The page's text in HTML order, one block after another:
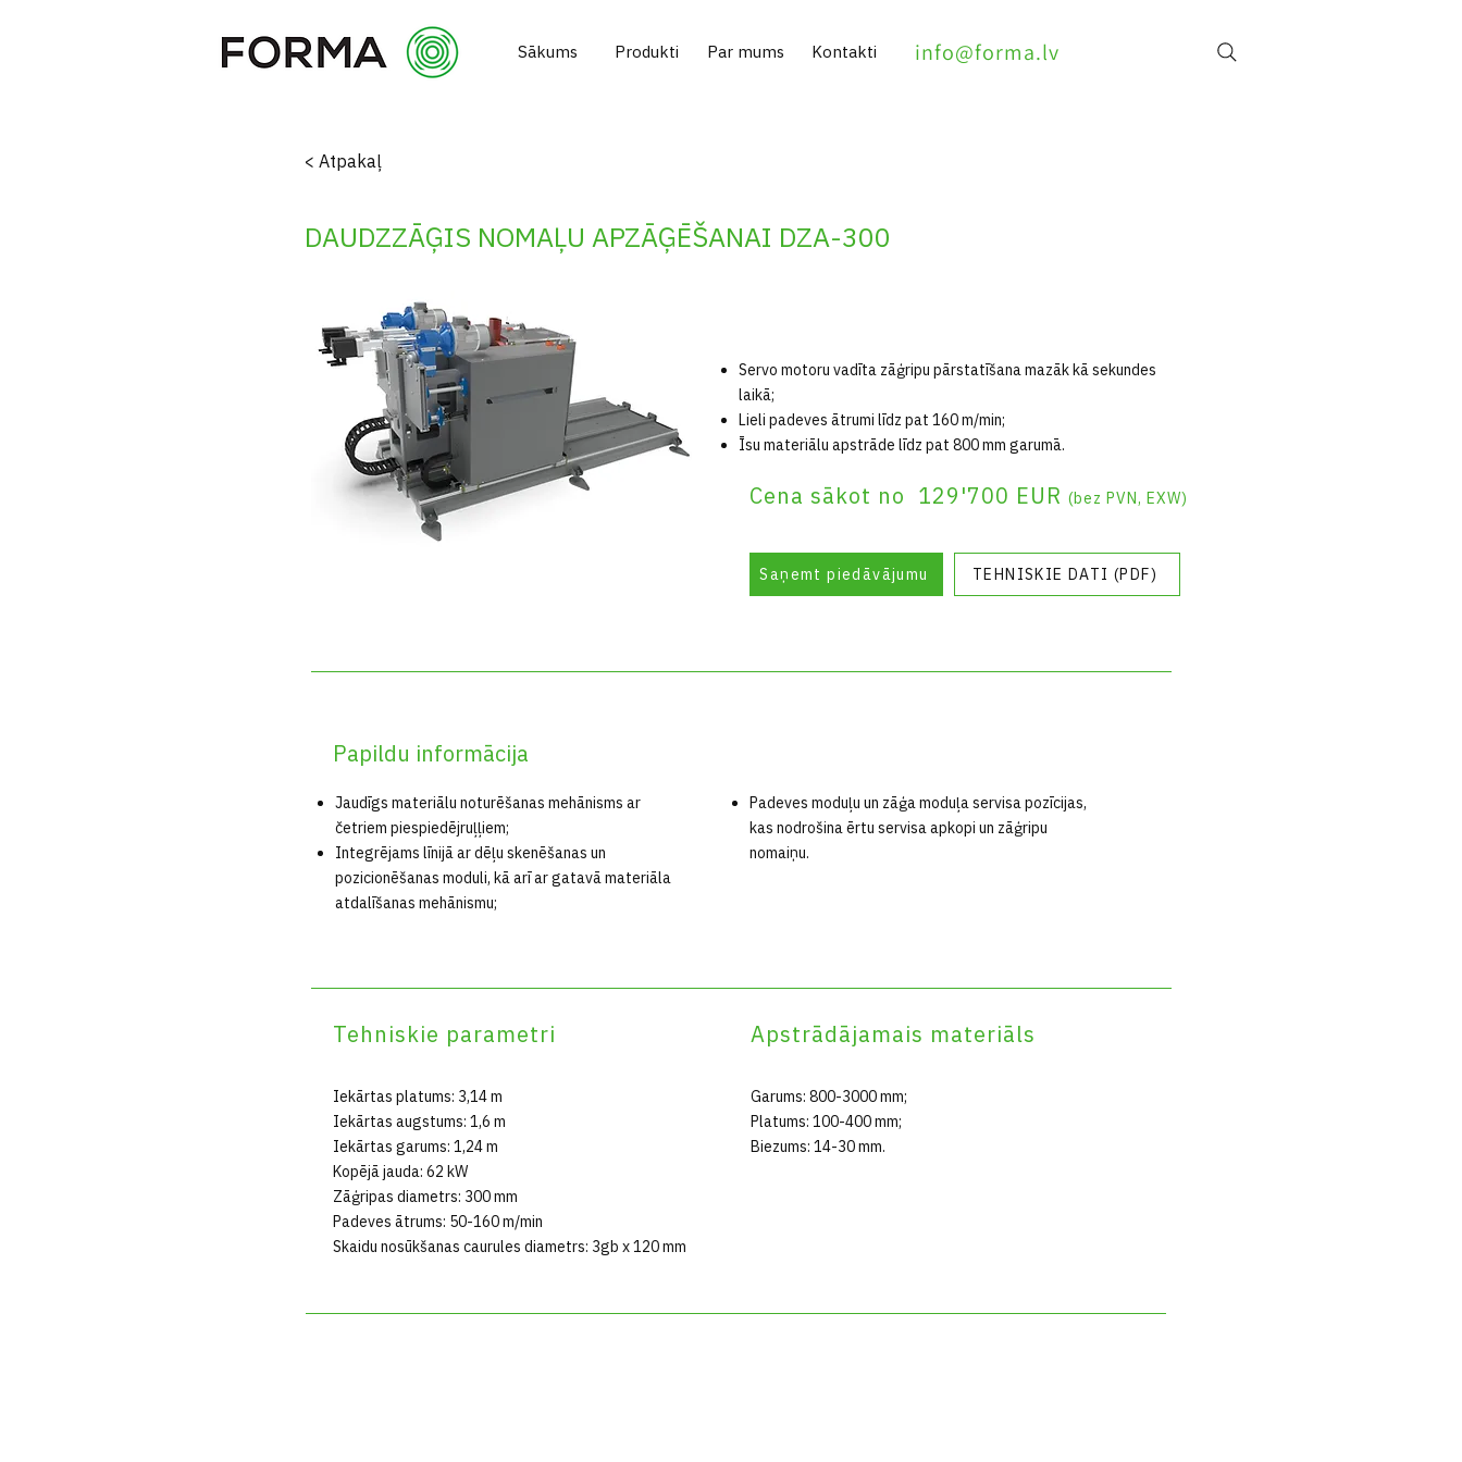
Sākums Produkti Par mums Kontakti info@forma.lv
< Atpakaļ
DAUDZZĀĢIS NOMAĻU APZĀĢĒŠANAI DZA-300
Servo motoru vadīta zāģripu pārstatīšana mazāk kā sekundes
laikā;
Lieli padeves ātrumi līdz pat 160 m/min;
Īsu materiālu apstrāde līdz pat 800 mm garumā.
Cena sākot no 129'700 EUR (bez PVN, EXW)
Saņemt piedāvājumu TEHNISKIE DATI (PDF)
Papildu informācija
Jaudīgs materiālu noturēšanas mehānisms ar
četriem piespiedējruļļiem;
Integrējams līnijā ar dēļu skenēšanas un
pozicionēšanas moduli, kā arī ar gatavā materiāla
atdalīšanas mehānismu;
Padeves moduļu un zāģa moduļa servisa pozīcijas,
kas nodrošina ērtu servisa apkopi un zāģripu
nomaiņu.
Tehniskie parametri
Iekārtas platums: 3,14 m
Iekārtas augstums: 1,6 m
Iekārtas garums: 1,24 m
Kopējā jauda: 62 kW
Zāģripas diametrs: 300 mm
Padeves ātrums: 50-160 m/min
Skaidu nosūkšanas caurules diametrs: 3gb x 120 mm
Apstrādājamais materiāls
Garums: 800-3000 mm;
Platums: 100-400 mm;
Biezums: 14-30 mm.